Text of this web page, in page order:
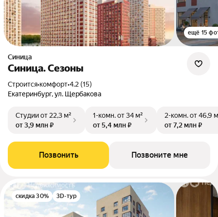
ещё 15
Синица
Синица. Сезоны
Строится•комфорт•4.2 (15)
Екатеринбург, ул. Щербакова
Студииот 22,3 м²
от 3,9 млн ₽
1-комн.от 34 м²
от 5,4 млн ₽
2-комн.от 46,9
от 7,2 млн ₽
Позвонить Позвоните мне
скидка 30% 3D-тур